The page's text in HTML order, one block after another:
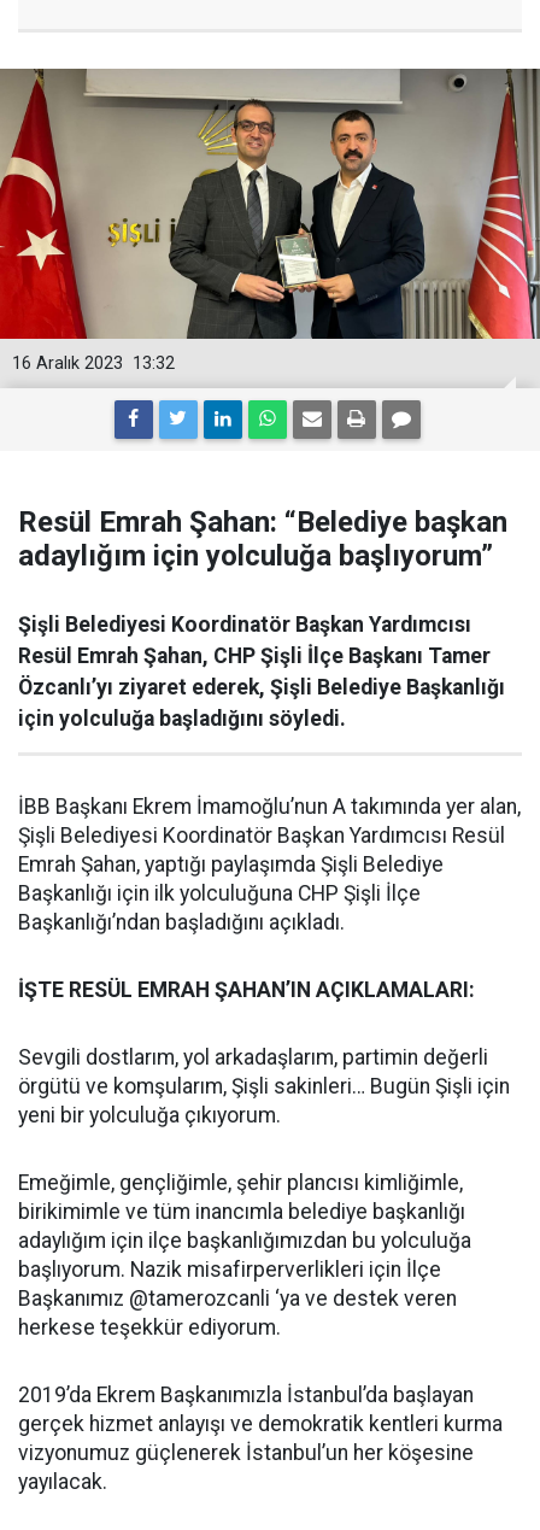
13:32
16 Aralık 2023
Resül Emrah Şahan: “Belediye başkan
adaylığım için yolculuğa başlıyorum”
Şişli Belediyesi Koordinatör Başkan Yardımcısı
Resül Emrah Şahan, CHP Şişli İlçe Başkanı Tamer
Özcanlı’yı ziyaret ederek, Şişli Belediye Başkanlığı
için yolculuğa başladığını söyledi.
İBB Başkanı Ekrem İmamoğlu’nun A takımında yer alan,
Şişli Belediyesi Koordinatör Başkan Yardımcısı Resül
Emrah Şahan, yaptığı paylaşımda Şişli Belediye
Başkanlığı için ilk yolculuğuna CHP Şişli İlçe
Başkanlığı’ndan başladığını açıkladı.
İŞTE RESÜL EMRAH ŞAHAN’IN AÇIKLAMALARI:
Sevgili dostlarım, yol arkadaşlarım, partimin değerli
örgütü ve komşularım, Şişli sakinleri… Bugün Şişli için
yeni bir yolculuğa çıkıyorum.
Emeğimle, gençliğimle, şehir plancısı kimliğimle,
birikimimle ve tüm inancımla belediye başkanlığı
adaylığım için ilçe başkanlığımızdan bu yolculuğa
başlıyorum. Nazik misafirperverlikleri için İlçe
Başkanımız @tamerozcanli ‘ya ve destek veren
herkese teşekkür ediyorum.
2019’da Ekrem Başkanımızla İstanbul’da başlayan
gerçek hizmet anlayışı ve demokratik kentleri kurma
vizyonumuz güçlenerek İstanbul’un her köşesine
yayılacak.